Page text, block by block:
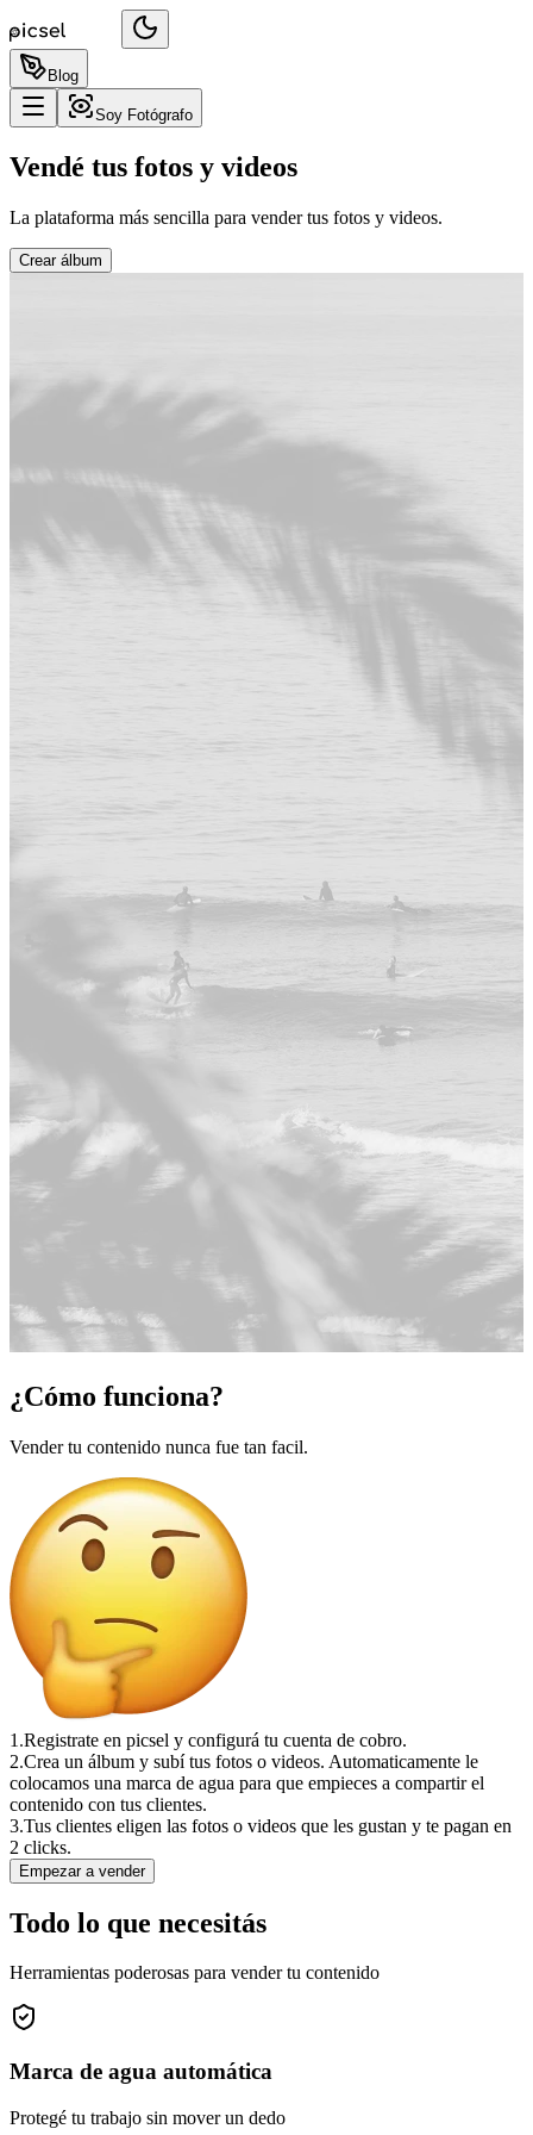
Blog
Soy Fotógrafo
Vendé tus fotos y videos
La plataforma más sencilla para vender tus fotos y videos.
Crear álbum
¿Cómo funciona?
Vender tu contenido nunca fue tan facil.
1.Registrate en picsel y configurá tu cuenta de cobro.
2.Crea un álbum y subí tus fotos o videos. Automaticamente le
colocamos una marca de agua para que empieces a compartir el
contenido con tus clientes.
3.Tus clientes eligen las fotos o videos que les gustan y te pagan en
2 clicks.
Empezar a vender
Todo lo que necesitás
Herramientas poderosas para vender tu contenido
Marca de agua automática
Protegé tu trabajo sin mover un dedo